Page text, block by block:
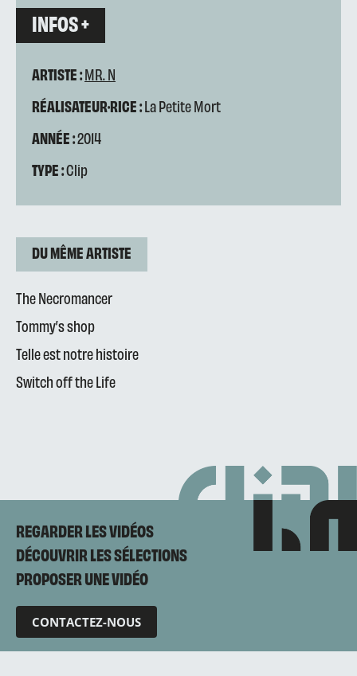
INFOS +
ARTISTE :MR. N
RÉALISATEUR·RICE :La Petite Mort
ANNÉE :2014
TYPE :Clip
DU MÊME ARTISTE
The Necromancer
Tommy’s shop
Telle est notre histoire
Switch off the Life
REGARDER LES VIDÉOS
DÉCOUVRIR LES SÉLECTIONS
PROPOSER UNE VIDÉO
CONTACTEZ-NOUS